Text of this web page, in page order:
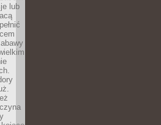
lub